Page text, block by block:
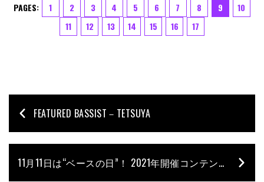
PAGES: 1 2 3 4 5 6 7 8 9
10
11
12 13 14 15 16 17
FEATURED BASSIST－TETSUYA
11月11日は“ベースの日”！ 2021年開催コンテンツ情報